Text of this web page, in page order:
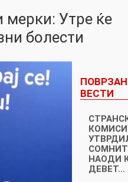
Утре ќе
болести
ВЕСТИ
НАОДИ
ДЕВЕТ…